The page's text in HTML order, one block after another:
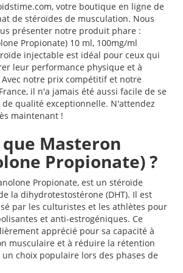
votre boutique en ligne de
de stéroïdes de musculation. Nous
présenter notre produit phare :
Propionate) 10 ml, 100mg/ml
injectable est idéal pour ceux qui
leur performance physique et à
notre prix compétitif et notre
il n'a jamais été aussi facile de se
qualité exceptionnelle. N'attendez
maintenant !
Masteron
Propionate) ?
Propionate, est un stéroïde
la dihydrotestostérone (DHT). Il est
par les culturistes et les athlètes pour
et anti-estrogéniques. Ce
apprécié pour sa capacité à
musculaire et à réduire la rétention
choix populaire lors des phases de